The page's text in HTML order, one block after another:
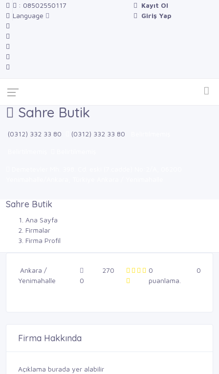
: 08502550117
Language
Kayıt Ol
Giriş Yap
Sahre Butik
(0312) 332 33 80 (0312) 332 33 80
Sahre Butik
Ana Sayfa
Firmalar
Firma Profil
Ankara /
Yenimahalle
0
270
0
puanlama.
0
Firma Hakkında
Açıklama burada yer alabilir